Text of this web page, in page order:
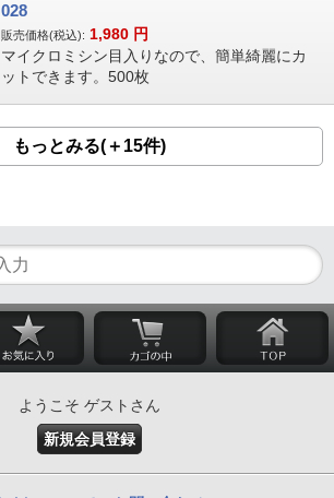
028
販売価格(税込): 1,980 円
マイクロミシン目入りなので、簡単綺麗にカ
ットできます。500枚
もっとみる(＋15件)
ようこそ ゲストさん
新規会員登録